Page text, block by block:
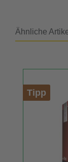
Ähnliche
Tipp